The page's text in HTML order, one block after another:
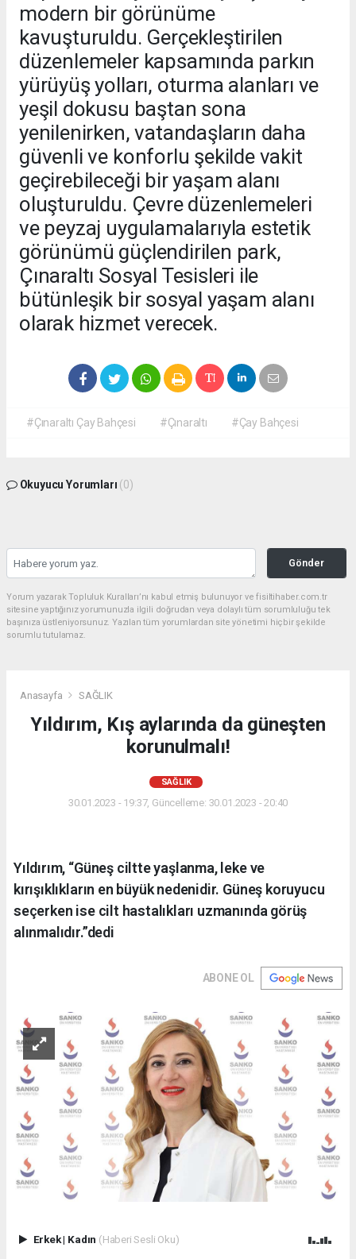
modern bir görünüme
kavuşturuldu. Gerçekleştirilen
düzenlemeler kapsamında parkın
yürüyüş yolları, oturma alanları ve
yeşil dokusu baştan sona
yenilenirken, vatandaşların daha
güvenli ve konforlu şekilde vakit
geçirebileceği bir yaşam alanı
oluşturuldu. Çevre düzenlemeleri
ve peyzaj uygulamalarıyla estetik
görünümü güçlendirilen park,
Çınaraltı Sosyal Tesisleri ile
bütünleşik bir sosyal yaşam alanı
olarak hizmet verecek.
#Çınaraltı Çay Bahçesi #Çınaraltı #Çay Bahçesi
Okuyucu Yorumları (0)
Gönder
Yorum yazarak Topluluk Kuralları’nı kabul etmiş bulunuyor ve fisiltihaber.com.tr
sitesine yaptığınız yorumunuzla ilgili doğrudan veya dolaylı tüm sorumluluğu tek
başınıza üstleniyorsunuz. Yazılan tüm yorumlardan site yönetimi hiçbir şekilde
sorumlu tutulamaz.
Anasayfa SAĞLIK
Yıldırım, Kış aylarında da güneşten
korunulmalı!
SAĞLIK
30.01.2023 - 19:37, Güncelleme: 30.01.2023 - 20:40
Yıldırım, “Güneş ciltte yaşlanma, leke ve
kırışıklıkların en büyük nedenidir. Güneş koruyucu
seçerken ise cilt hastalıkları uzmanında görüş
alınmalıdır.”dedi
ABONE OL
Erkek| Kadın (Haberi Sesli Oku)